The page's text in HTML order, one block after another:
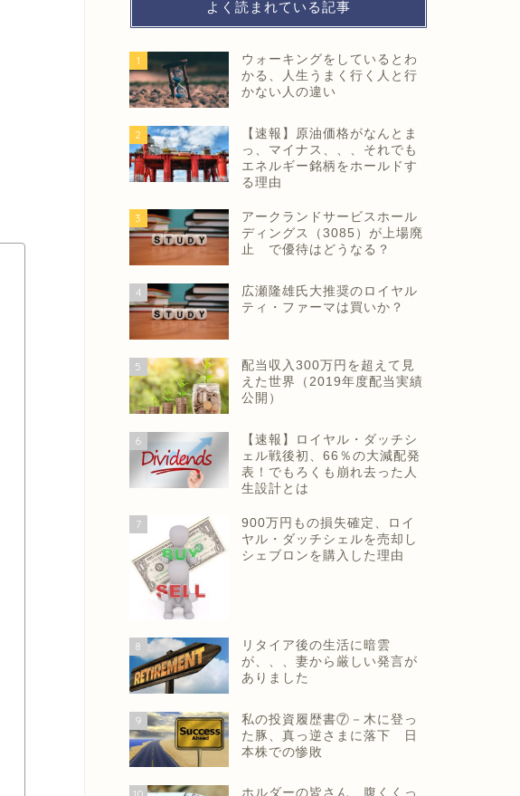
よく読まれている記事
1
ウォーキングをしているとわ
かる、人生うまく行く人と行
かない人の違い
2
【速報】原油価格がなんとま
っ、マイナス、、、それでも
エネルギー銘柄をホールドす
る理由
3
アークランドサービスホール
ディングス（3085）が上場廃
止 で優待はどうなる？
4
広瀬隆雄氏大推奨のロイヤル
ティ・ファーマは買いか？
5
配当収入300万円を超えて見
えた世界（2019年度配当実績
公開）
6
【速報】ロイヤル・ダッチシ
ェル戦後初、66％の大減配発
表！でもろくも崩れ去った人
生設計とは
7
900万円もの損失確定、ロイ
ヤル・ダッチシェルを売却し
シェブロンを購入した理由
8
リタイア後の生活に暗雲
が、、、妻から厳しい発言が
ありました
9
私の投資履歴書⑦－木に登っ
た豚、真っ逆さまに落下 日
本株での惨敗
ホルダーの皆さん 腹くくっ